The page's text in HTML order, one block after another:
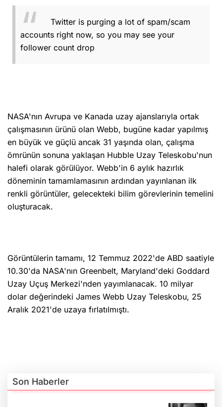
Twitter is purging a lot of spam/scam
accounts right now, so you may see your
follower count drop
NASA'nın Avrupa ve Kanada uzay ajanslarıyla ortak
çalışmasının ürünü olan Webb, bugüne kadar yapılmış
en büyük ve güçlü ancak 31 yaşında olan, çalışma
ömrünün sonuna yaklaşan Hubble Uzay Teleskobu'nun
halefi olarak görülüyor. Webb'in 6 aylık hazırlık
döneminin tamamlamasının ardından yayınlanan ilk
renkli görüntüler, gelecekteki bilim görevlerinin temelini
oluşturacak.
Görüntülerin tamamı, 12 Temmuz 2022'de ABD saatiyle
10.30'da NASA'nın Greenbelt, Maryland'deki Goddard
Uzay Uçuş Merkezi'nden yayımlanacak. 10 milyar
dolar değerindeki James Webb Uzay Teleskobu, 25
Aralık 2021'de uzaya fırlatılmıştı.
Son Haberler